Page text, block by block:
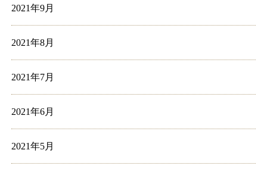
2021年9月
2021年8月
2021年7月
2021年6月
2021年5月